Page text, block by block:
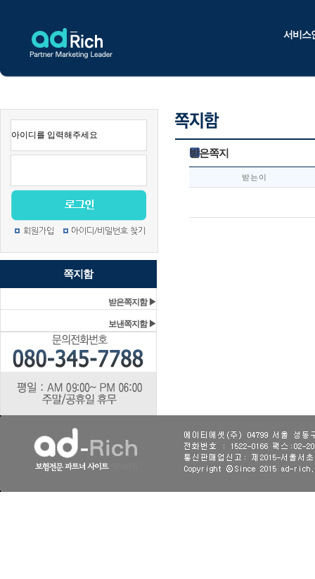
서비스
쪽지함
받은쪽지함 ▶
보낸쪽지함 ▶
받은쪽지
받는이